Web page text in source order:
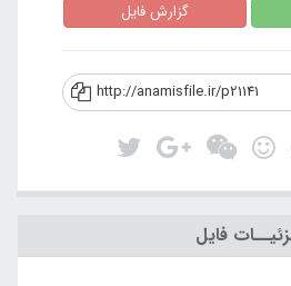
گزارش فایل
http://anamisfile.ir/p21141
فایل